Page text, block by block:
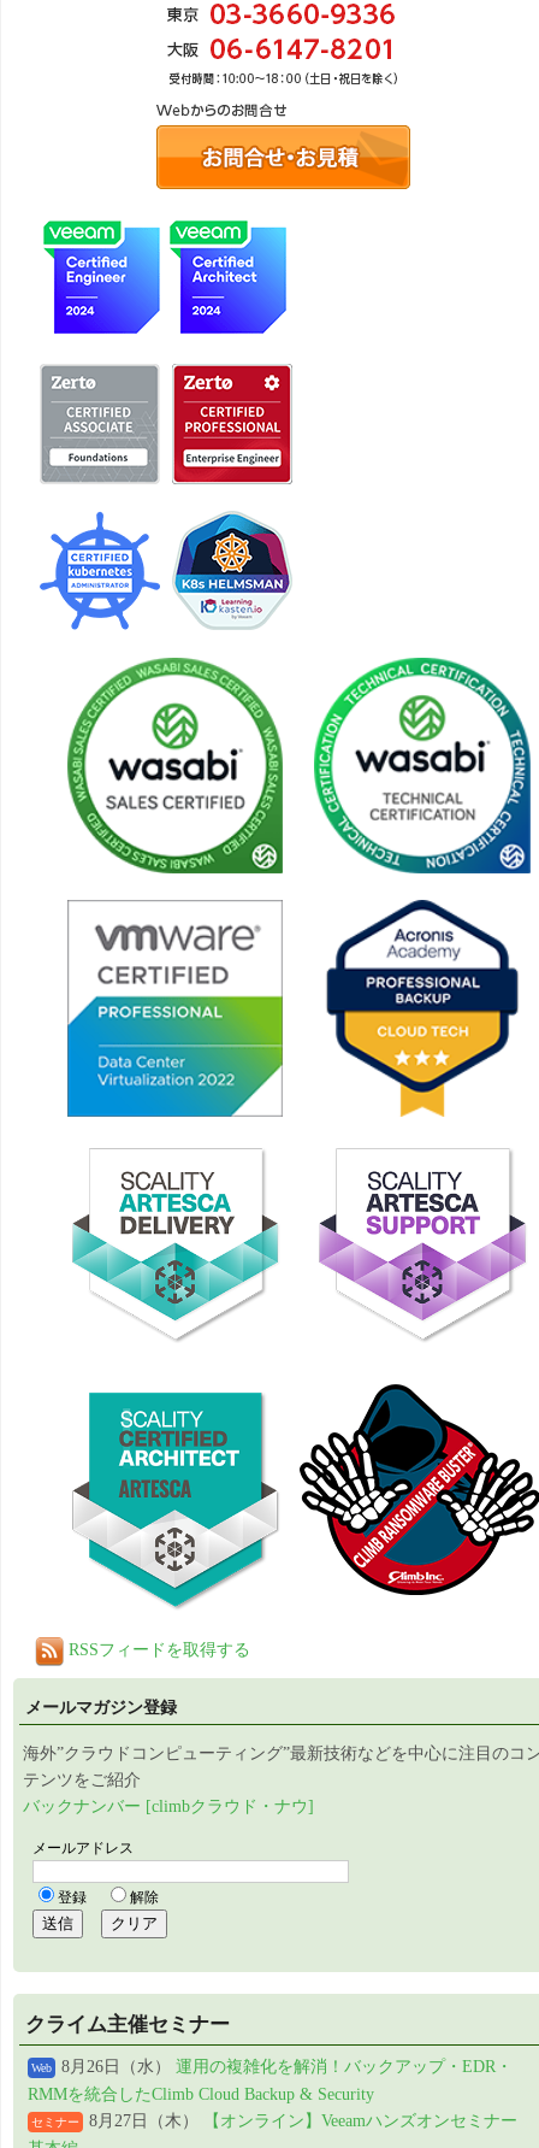
RSSフィードを取得する
メールマガジン登録
海外”クラウドコンピューティング”最新技術などを中心に注目のコ
テンツをご紹介
バックナンバー [climbクラウド・ナウ]
クライム主催セミナー
Web 8月26日（水） 運用の複雑化を解消！バックアップ・EDR・
RMMを統合したClimb Cloud Backup & Security
セミナー 8月27日（木）
【オンライン】Veeamハンズオンセミナー